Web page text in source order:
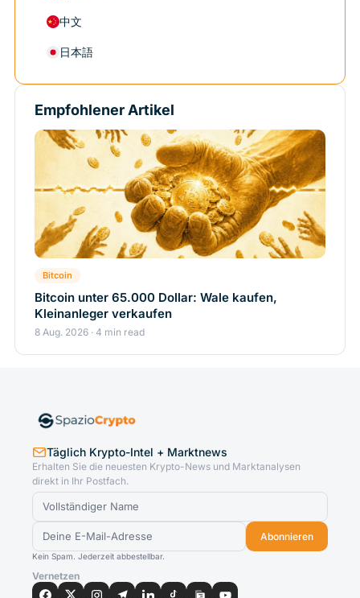
中文
日本語
Empfohlener Artikel
Bitcoin
Bitcoin unter 65.000 Dollar: Wale kaufen,
Kleinanleger verkaufen
8 Aug. 2026 · 4 min read
Täglich Krypto-Intel + Marktnews
Erhalten Sie die neuesten Krypto-News und Marktanalysen
direkt in Ihr Postfach.
Abonnieren
Kein Spam. Jederzeit abbestellbar.
Vernetzen